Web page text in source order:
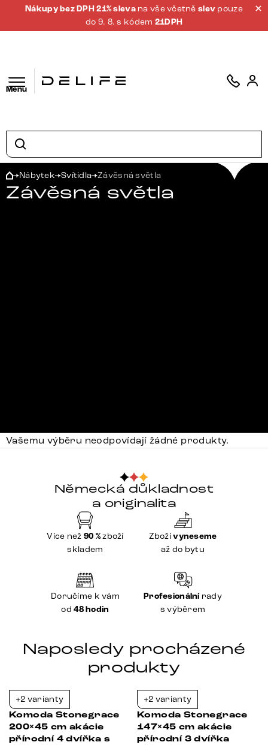
Nákupy bez DPH 21% sleva na vše včetněslev pouze
do 9. 8. s kódem 21DPH
Menu
Nábytek Svítidla Závěsná světla
Závěsná světla
Vašemu výběru neodpovídají žádné produkty.
Německá důkladnost
a originalita
Více než 90 %zboží
skladem
Zbožívyneseme
až do bytu
Doručíme k vám
od48 hodin
Profesionálnírady
s výběrem
Naposledy procházené
produkty
Bestseller
+2 varianty
Komoda Stonegrace
200×45 cm akácie
přírodní 4 dvířka s
+2 varianty
Komoda Stonegrace
147×45 cm akácie
přírodní 3 dvířka